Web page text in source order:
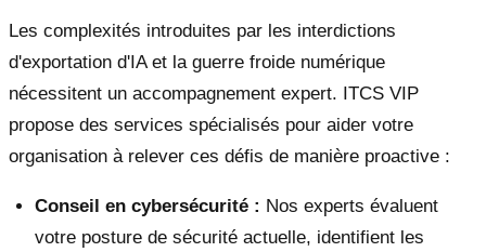
Les complexités introduites par les interdictions
d'exportation d'IA et la guerre froide numérique
nécessitent un accompagnement expert. ITCS VIP
propose des services spécialisés pour aider votre
organisation à relever ces défis de manière proactive :
Conseil en cybersécurité : Nos experts évaluent
votre posture de sécurité actuelle, identifient les